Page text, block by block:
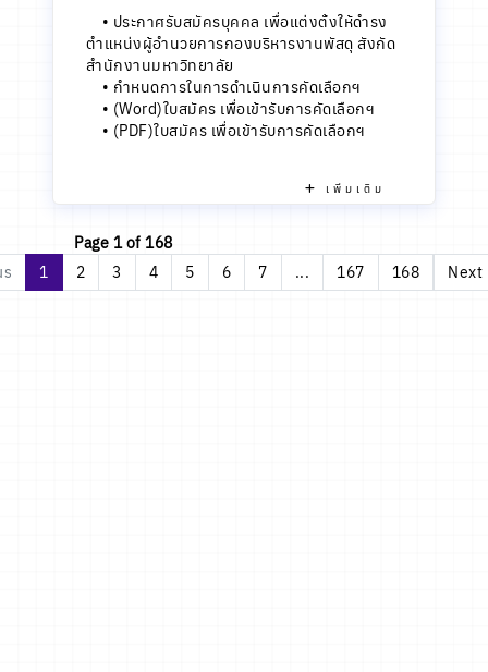
• ประกาศรับสมัครบุคคล เพื่อแต่งตั้งให้ดำรง
ตำแหน่งผู้อำนวยการกองบริหารงานพัสดุ สังกัด
สำนักงานมหาวิทยาลัย
• กำหนดการในการดำเนินการคัดเลือกฯ
• (Word)ใบสมัคร เพื่อเข้ารับการคัดเลือกฯ
• (PDF)ใบสมัคร เพื่อเข้ารับการคัดเลือกฯ
เพิ่มเติม
Page 1 of 168
1 2 3 4 5 6 7 ... 167 168 Next